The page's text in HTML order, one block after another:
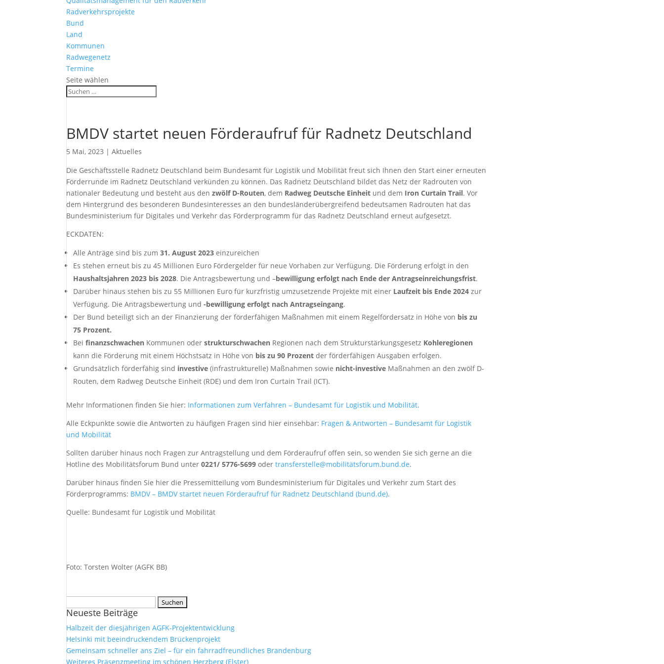
Radverkehrsprojekte
Bund
Land
Kommunen
Radwegenetz
Termine
Seite wählen
BMDV startet neuen Förderaufruf für Radnetz Deutschland
5 Mai, 2023 |Aktuelles
Die Geschäftsstelle Radnetz Deutschland beim Bundesamt für Logistik und Mobilität freut sich Ihnen den Start einer erneuten
Förderrunde im Radnetz Deutschland verkünden zu können. Das Radnetz Deutschland bildet das Netz der Radrouten von
nationaler Bedeutung und besteht aus denzwölf D-Routen, dem Radweg Deutsche Einheit und dem Iron Curtain Trail. Vor
dem Hintergrund des besonderen Bundesinteresses an den bundesländerübergreifend bedeutsamen Radrouten hat das
Bundesministerium für Digitales und Verkehr das Förderprogramm für das Radnetz Deutschland erneut aufgesetzt.
ECKDATEN:
Alle Anträge sind bis zum31. August 2023 einzureichen
Es stehen erneut bis zu 45 Millionen Euro Fördergelder für neue Vorhaben zur Verfügung. Die Förderung erfolgt in den
Haushaltsjahren 2023 bis 2028. Die Antragsbewertung und –bewilligung erfolgt nach Ende der Antragseinreichungsfrist.
Darüber hinaus stehen bis zu 55 Millionen Euro für kurzfristig umzusetzende Projekte mit einer Laufzeit bis Ende 2024 zur
Verfügung. Die Antragsbewertung und-bewilligung erfolgt nach Antragseingang.
Der Bund beteiligt sich an der Finanzierung der förderfähigen Maßnahmen mit einem Regelfördersatz in Höhe von bis zu
75 Prozent.
Beifinanzschwachen Kommunen oderstrukturschwachen Regionen nach dem Strukturstärkungsgesetz Kohleregionen
kann die Förderung mit einem Höchstsatz in Höhe von bis zu 90 Prozent der förderfähigen Ausgaben erfolgen.
Grundsätzlich förderfähig sind investive (infrastrukturelle) Maßnahmen sowie nicht-investive Maßnahmen an den zwölf D-
Routen, dem Radweg Deutsche Einheit (RDE) und dem Iron Curtain Trail (ICT).
Mehr Informationen finden Sie hier: Informationen zum Verfahren – Bundesamt für Logistik und Mobilität.
Alle Eckpunkte sowie die Antworten zu häufigen Fragen sind hier einsehbar: Fragen & Antworten – Bundesamt für Logistik
und Mobilität
Sollten darüber hinaus noch Fragen zur Antragstellung und dem Förderaufruf offen sein, so wenden Sie sich gerne an die
Hotline des Mobilitätsforum Bund unter0221/ 5776-5699odertransferstelle@mobilitätsforum.bund.de.
Darüber hinaus finden Sie hier die Pressemitteilung vom Bundesministerium für Digitales und Verkehr zum Start des
Förderprogramms: BMDV – BMDV startet neuen Förderaufruf für Radnetz Deutschland (bund.de).
Quelle: Bundesamt für Logistik und Mobilität
Foto: Torsten Wolter (AGFK BB)
nach:
Neueste Beiträge
Halbzeit der diesjährigen AGFK-Projektentwicklung
Helsinki mit beeindruckendem Brückenprojekt
Gemeinsam schneller ans Ziel – für ein fahrradfreundliches Brandenburg
Weiteres Präsenzmeeting im schönen Herzberg (Elster)